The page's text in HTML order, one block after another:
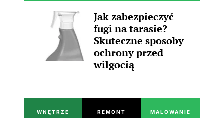
Jak zabezpieczyć
fugi na tarasie?
Skuteczne sposoby
ochrony przed
wilgocią
WNĘTRZE REMONT MALOWANIE